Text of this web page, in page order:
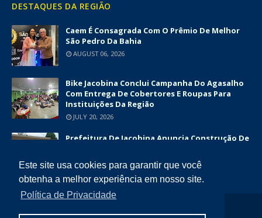
Este site usa cookies para garantir que você
obtenha a melhor experiência em nosso site.
Política de Privacidade
DESTAQUES DA REGIÃO
Caem É Consagrada Com O Prêmio De Melhor
São Pedro Da Bahia
AUGUST 06, 2026
Bike Jacobina Conclui Campanha Do Agasalho
Com Entrega De Cobertores E Roupas Para
Instituições Da Região
JULY 20, 2026
Prefeitura De Jacobina Anuncia Construção De
Superior A R$ 1,7 Milhão
JUNE 12, 2026